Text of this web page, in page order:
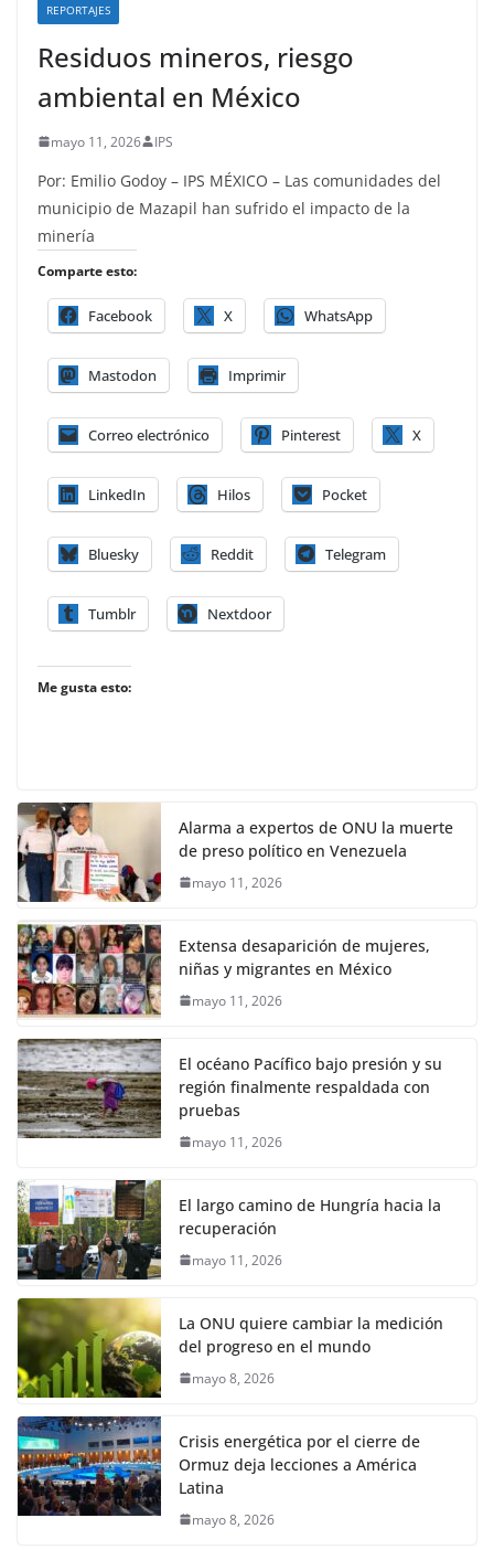
REPORTAJES
Residuos mineros, riesgo
ambiental en México
mayo 11, 2026 IPS
Por: Emilio Godoy – IPS MÉXICO – Las comunidades del
municipio de Mazapil han sufrido el impacto de la
minería
Comparte esto:
Facebook X WhatsApp
Mastodon Imprimir
Correo electrónico Pinterest X
LinkedIn Hilos Pocket
Bluesky Reddit Telegram
Tumblr Nextdoor
Me gusta esto:
Alarma a expertos de ONU la muerte
de preso político en Venezuela
mayo 11, 2026
Extensa desaparición de mujeres,
niñas y migrantes en México
mayo 11, 2026
El océano Pacífico bajo presión y su
región finalmente respaldada con
pruebas
mayo 11, 2026
El largo camino de Hungría hacia la
recuperación
mayo 11, 2026
La ONU quiere cambiar la medición
del progreso en el mundo
mayo 8, 2026
Crisis energética por el cierre de
Ormuz deja lecciones a América
Latina
mayo 8, 2026